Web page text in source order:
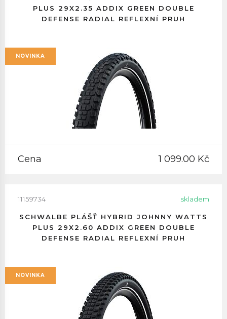
PLUS 29X2.35 ADDIX GREEN DOUBLE
DEFENSE RADIAL REFLEXNÍ PRUH
NOVINKA
Cena 1 099.00 Kč
11159734 skladem
SCHWALBE PLÁŠŤ HYBRID JOHNNY WATTS
PLUS 29X2.60 ADDIX GREEN DOUBLE
DEFENSE RADIAL REFLEXNÍ PRUH
NOVINKA